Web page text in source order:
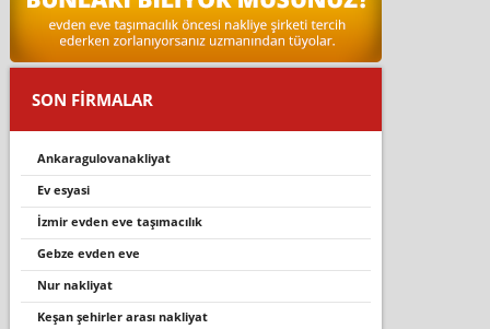
SON FİRMALAR
ankaragulovanakliyat
ev esyasi
i̇zmir evden eve taşımacılık
gebze evden eve
nur nakli̇yat
keşan şehi̇rler arasi nakli̇yat